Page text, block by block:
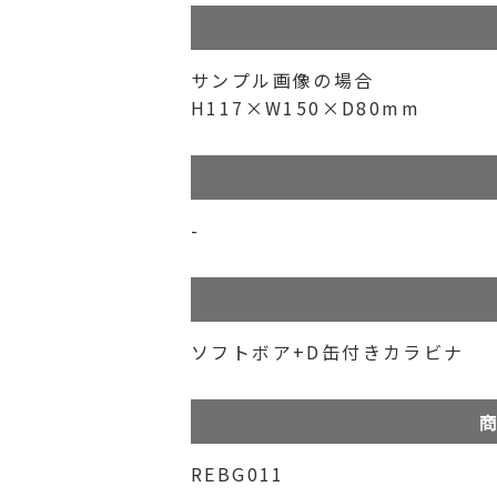
サンプル画像の場合
H117×W150×D80mm
-
ソフトボア+D缶付きカラビナ
REBG011